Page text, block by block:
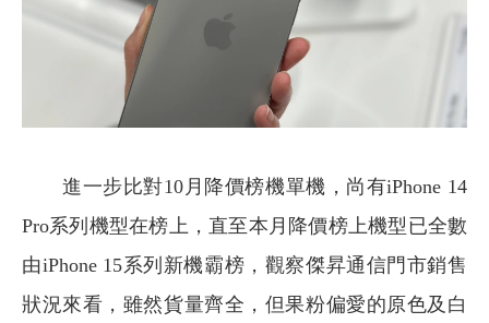
進一步比對10月降價榜機單機，尚有iPhone 14
Pro系列機型在榜上，直至本月降價榜上機型已全數
由iPhone 15系列新機霸榜，觀察傑昇通信門市銷售
狀況來看，雖然貨量齊全，但果粉偏愛的原色及白